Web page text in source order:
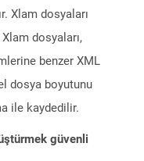
Xlam dosyaları
dosyaları,
benzer XML
dosya boyutunu
ile kaydedilir.
güvenli